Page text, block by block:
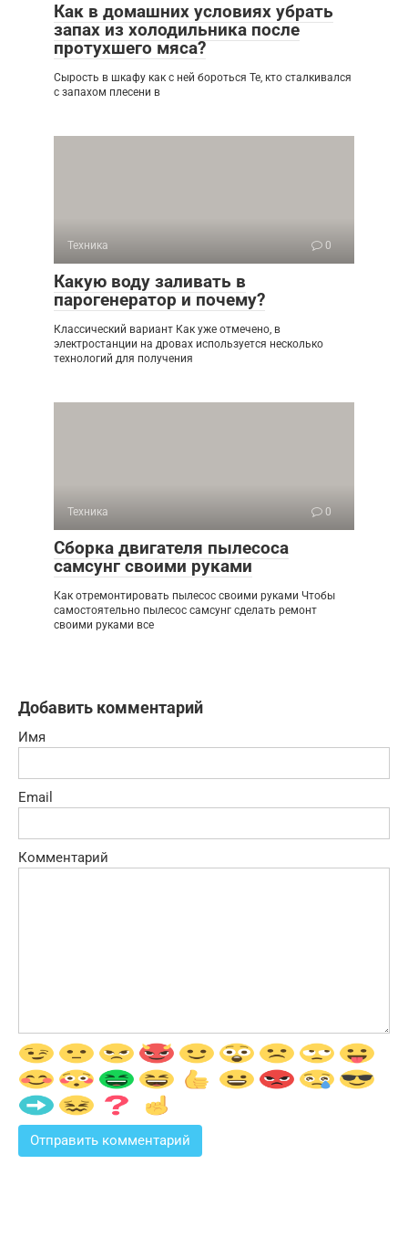
Как в домашних условиях убрать
запах из холодильника после
протухшего мяса?
Сырость в шкафу как с ней бороться Те, кто сталкивался
с запахом плесени в
Техника 0
Какую воду заливать в
парогенератор и почему?
Классический вариант Как уже отмечено, в
электростанции на дровах используется несколько
технологий для получения
Техника 0
Сборка двигателя пылесоса
самсунг своими руками
Как отремонтировать пылесос своими руками Чтобы
самостоятельно пылесос самсунг сделать ремонт
своими руками все
Добавить комментарий
Имя
Email
Комментарий